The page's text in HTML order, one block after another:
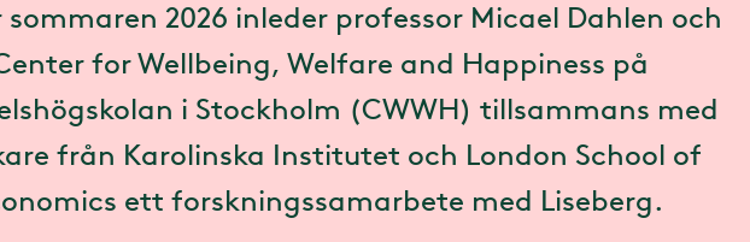
sommaren 2026 inleder professor Micael Dahlen och
for Wellbeing, Welfare and Happiness på
i Stockholm (CWWH) tillsammans med
från Karolinska Institutet och London School of
ett forskningssamarbete med Liseberg.